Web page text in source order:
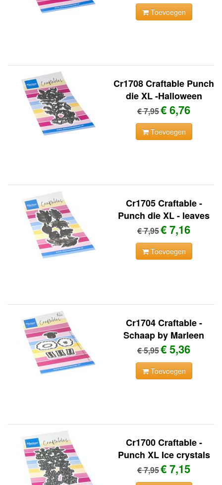
Toevoegen
Cr1708 Craftable Punch
die XL -Halloween
€ 7,95€ 6,76
Toevoegen
Cr1705 Craftable -
Punch die XL - leaves
€ 7,95€ 7,16
Toevoegen
Cr1704 Craftable -
Schaap by Marleen
€ 5,95€ 5,36
Toevoegen
Cr1700 Craftable -
Punch XL Ice crystals
€ 7,95€ 7,15